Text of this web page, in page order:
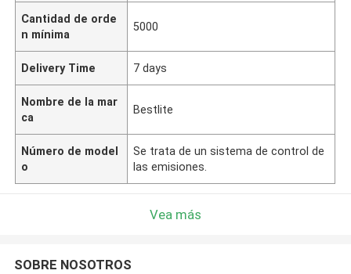
Cantidad de orde
n mínima
5000
Delivery Time 7 days
Nombre de la mar
ca
Bestlite
Número de model
o
Se trata de un sistema de control de
las emisiones.
Vea más
SOBRE NOSOTROS